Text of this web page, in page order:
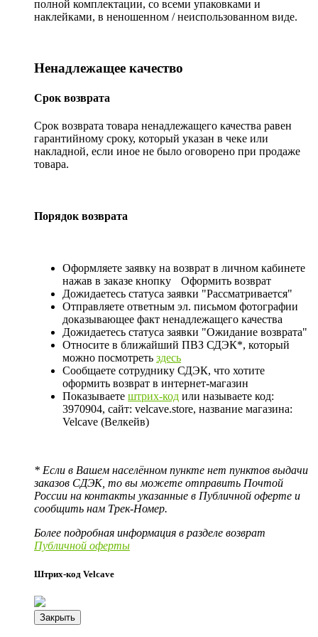
полной комплектации, со всеми упаковками и
наклейками, в неношенном / неиспользованном виде.
Ненадлежащее качество
Срок возврата
Срок возврата товара ненадлежащего качества равен
гарантийному сроку, который указан в чеке или
накладной, если иное не было оговорено при продаже
товара.
Порядок возврата
Оформляете заявку на возврат в личном кабинете
нажав в заказе кнопку
Оформить возврат
Дожидаетесь статуса заявки "Рассматривается"
Отправляете ответным эл. письмом фотографии
доказывающее факт ненадлежащего качества
Дожидаетесь статуса заявки "Ожидание возврата"
Относите в ближайший ПВЗ СДЭК*, который
можно посмотреть здесь
Сообщаете сотруднику СДЭК, что хотите
оформить возврат в интернет-магазин
Показываете штрих-код или называете код:
3970904, сайт: velcave.store, название магазина:
Velcave (Велкейв)
* Если в Вашем населённом пункте нет пунктов выдачи
заказов СДЭК, то вы можете отправить Почтой
России на контакты указанные в Публичной оферте и
сообщить нам Трек-Номер.
Более подробная информация в разделе возврат
Публичной оферты
Штрих-код Velcave
Закрыть